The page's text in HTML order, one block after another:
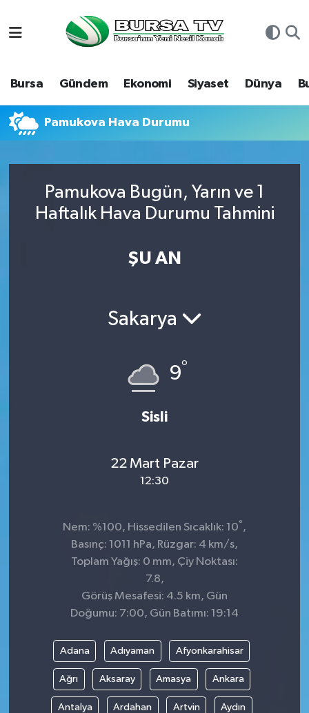
Bursa Gündem Ekonomi Siyaset Dünya
Pamukova Hava Durumu
Pamukova Bugün, Yarın ve 1
Haftalık Hava Durumu Tahmini
ŞU AN
Sakarya
9°
Sisli
22 Mart Pazar
12:30
Nem: %100, Hissedilen Sıcaklık: 10° ,
Basınç: 1011 hPa, Rüzgar: 4 km/s,
Toplam Yağış: 0 mm, Çiy Noktası:
7.8,
Görüş Mesafesi: 4.5 km, Gün
Doğumu: 7:00, Gün Batımı: 19:14
Adana Adıyaman Afyonkarahisar
Ağrı Aksaray Amasya Ankara
Antalya Ardahan Artvin Aydın
Bursa
Dünya
Ekonomi
Hava Durumu
Namaz Vakitleri
Süper Lig Puan Durumu ve Fikstür
Son Dakika Haberleri